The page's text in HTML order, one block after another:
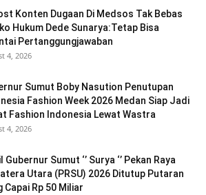
Konten Dugaan Di Medsos Tak Bebas
Hukum Dede Sunarya:Tetap Bisa
Pertanggungjawaban
4, 2026
Sumut Boby Nasution Penutupan
Fashion Week 2026 Medan Siap Jadi
Fashion Indonesia Lewat Wastra
4, 2026
Gubernur Sumut ‘’ Surya ‘’ Pekan Raya
Utara (PRSU) 2026 Ditutup Putaran
Capai Rp 50 Miliar